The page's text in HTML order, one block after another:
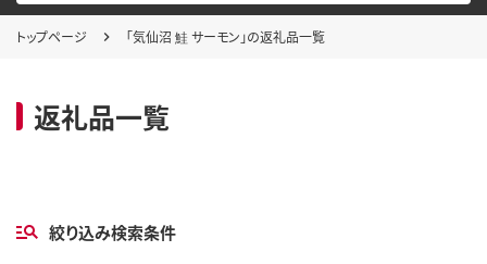
トップページ 「気仙沼 鮭 サーモン」の返礼品一覧
返礼品一覧
絞り込み検索条件